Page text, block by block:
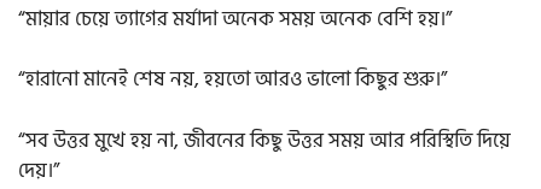
“মায়ার চেয়ে ত্যাগের মর্যাদা অনেক সময় অনেক বেশি হয়।”
“হারানো মানেই শেষ নয়, হয়তো আরও ভালো কিছুর শুরু।”
“সব উত্তর মুখে হয় না, জীবনের কিছু উত্তর সময় আর পরিস্থিতি দিয়ে
দেয়।”